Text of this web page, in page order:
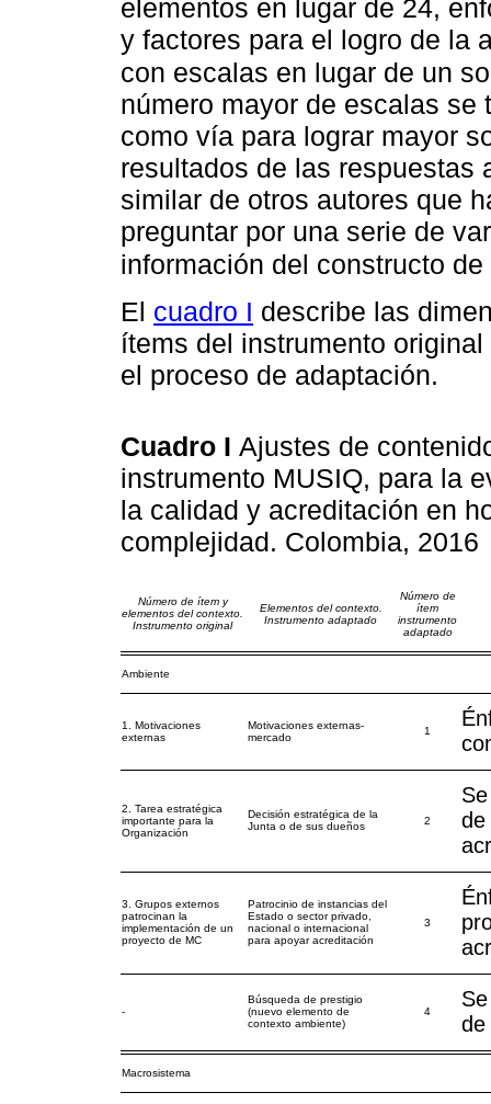
elementos en lugar de 24,
y factores para el logro de la
con escalas en lugar de un
número mayor de escalas
como vía para lograr mayor
resultados de las respuestas
similar de otros autores que
preguntar por una serie de
información del constructo
El cuadro I describe las
ítems del instrumento
el proceso de adaptación.
Cuadro I Ajustes de
instrumento MUSIQ, para la
la calidad y acreditación en
complejidad. Colombia, 2016
Número de ítem y
elementos del contexto.
Instrumento original
Elementos del contexto.
Instrumento adaptado
Número de
ítem
instrumento
adaptado
Ambiente
1. Motivaciones
externas
Motivaciones externas-
mercado
1
2. Tarea estratégica
importante para la
Organización
Decisión estratégica de la
Junta o de sus dueños
2
de
3. Grupos externos
patrocinan la
implementación de un
proyecto de MC
Patrocinio de instancias del
Estado o sector privado,
nacional o internacional
para apoyar acreditación
3
-
Búsqueda de prestigio
(nuevo elemento de
contexto ambiente)
4
de
Macrosistema